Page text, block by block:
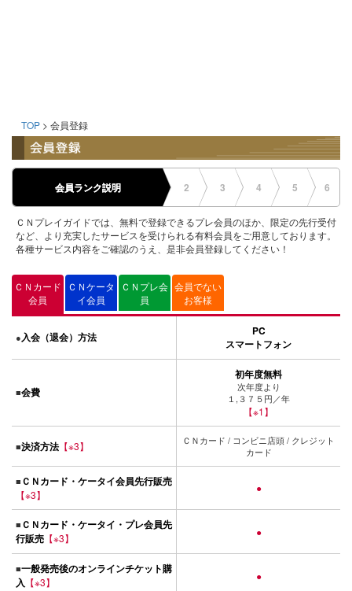
TOP > 会員登録
会員ランク説明 2 3 4 5 6
ＣＮプレイガイドでは、無料で登録できるプレ会員のほか、限定の先行受付
など、より充実したサービスを受けられる有料会員をご用意しております。
各種サービス内容をご確認のうえ、是非会員登録してください！
ＣＮカード
会員
ＣＮケータ
イ会員
ＣＮプレ会
員
会員でない
お客様
●入会（退会）方法
PC
スマートフォン
■会費
初年度無料
次年度より
１,３７５円／年
【※1】
■決済方法 【※3】
ＣＮカード / コンビニ店頭 / クレジット
カード
■ＣＮカード・ケータイ会員先行販売
【※3】
●
■ＣＮカード・ケータイ・プレ会員先
行販売 【※3】 ●
■一般発売後のオンラインチケット購
入 【※3】 ●